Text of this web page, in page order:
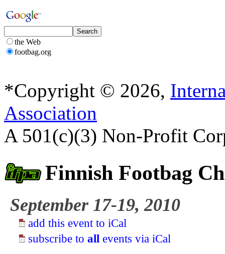
the Web
footbag.org
*Copyright © 2026,
Association
A 501(c)(3) Non-Profit
Finnish Footbag
September 17-19, 2010
add this event to iCal
subscribe to all events via iCal